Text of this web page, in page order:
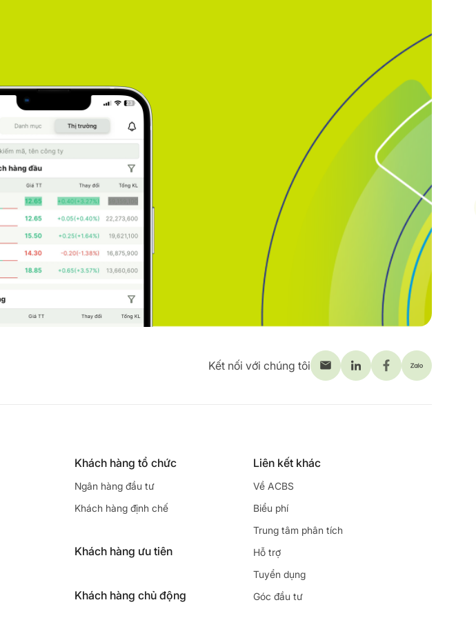
Kết nối với chúng tôi
Khách hàng tổ chức
Ngân hàng đầu tư
Khách hàng định chế
Khách hàng ưu tiên
Khách hàng chủ động
Liên kết khác
Về ACBS
Biểu phí
Trung tâm phân tích
Hỗ trợ
Tuyển dụng
Góc đầu tư